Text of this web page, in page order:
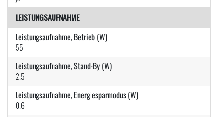
LEISTUNGSAUFNAHME
Leistungsaufnahme, Betrieb (W)
55
Leistungsaufnahme, Stand-By (W)
2.5
Leistungsaufnahme, Energiesparmodus (W)
0.6